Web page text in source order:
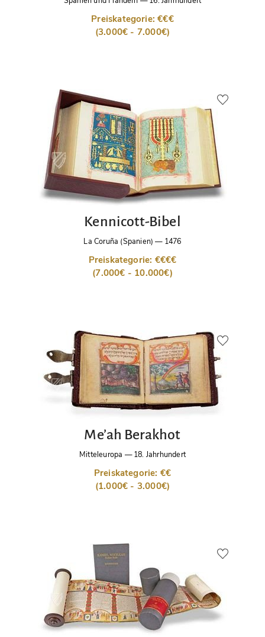
Preiskategorie: €€€
(3.000€ - 7.000€)
Kennicott-Bibel
La Coruña (Spanien) — 1476
Preiskategorie: €€€€
(7.000€ - 10.000€)
Me’ah Berakhot
Mitteleuropa —18. Jahrhundert
Preiskategorie: €€
(1.000€ - 3.000€)